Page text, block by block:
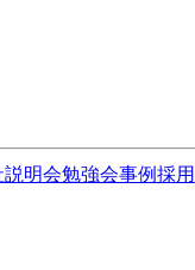
明会勉強会事例採用